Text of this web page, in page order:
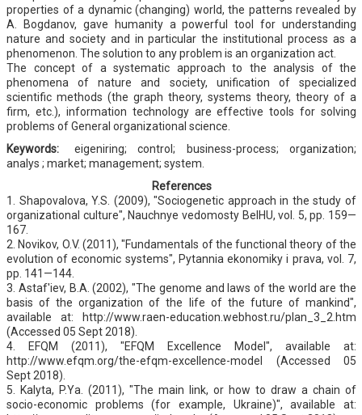
properties of a dynamic (changing) world, the patterns revealed by
A. Bogdanov, gave humanity a powerful tool for understanding
nature and society and in particular the institutional process as a
phenomenon. The solution to any problem is an organization act.
The concept of a systematic approach to the analysis of the
phenomena of nature and society, unification of specialized
scientific methods (the graph theory, systems theory, theory of a
firm, etc.), information technology are effective tools for solving
problems of General organizational science.
Keywords:
eigeniring; control; business-process; organization;
analys ; market; management; system.
References
1. Shapovalova, Y.S. (2009), "Sociogenetic approach in the study of
organizational culture", Nauchnye vedomosty BelHU, vol. 5, pp. 159—
167.
2. Novikov, O.V. (2011), "Fundamentals of the functional theory of the
evolution of economic systems", Pytannia ekonomiky i prava, vol. 7,
pp. 141—144.
3. Astaf'iev, B.A. (2002), "The genome and laws of the world are the
basis of the organization of the life of the future of mankind",
available at: http://www.raen-education.webhost.ru/plan_3_2.htm
(Accessed 05 Sept 2018).
4. EFQM (2011), "EFQM Excellence Model", available at:
http://www.efqm.org/the-efqm-excellence-model (Accessed 05
Sept 2018).
5. Kalyta, P.Ya. (2011), "The main link, or how to draw a chain of
socio-economic problems (for example, Ukraine)", available at: